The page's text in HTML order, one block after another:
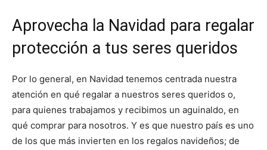
Aprovecha la Navidad para regalar
protección a tus seres queridos
Por lo general, en Navidad tenemos centrada nuestra
atención en qué regalar a nuestros seres queridos o,
para quienes trabajamos y recibimos un aguinaldo, en
qué comprar para nosotros. Y es que nuestro país es uno
de los que más invierten en los regalos navideños; de